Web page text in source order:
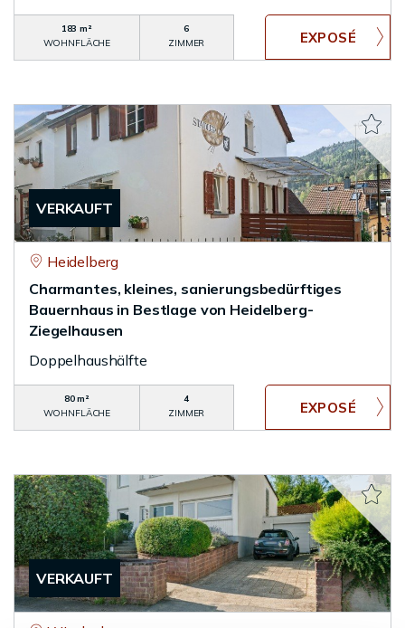
183 m²
WOHNFLÄCHE
6
ZIMMER
VERKAUFT
Heidelberg
Charmantes, kleines, sanierungsbedürftiges
Bauernhaus in Bestlage von Heidelberg-
Ziegelhausen
Doppelhaushälfte
80 m²
WOHNFLÄCHE
4
ZIMMER
VERKAUFT